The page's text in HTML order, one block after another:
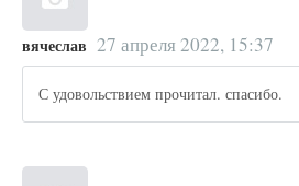
вячеслав 27 апреля 2022, 15:37
С удовольствием прочитал. спасибо.